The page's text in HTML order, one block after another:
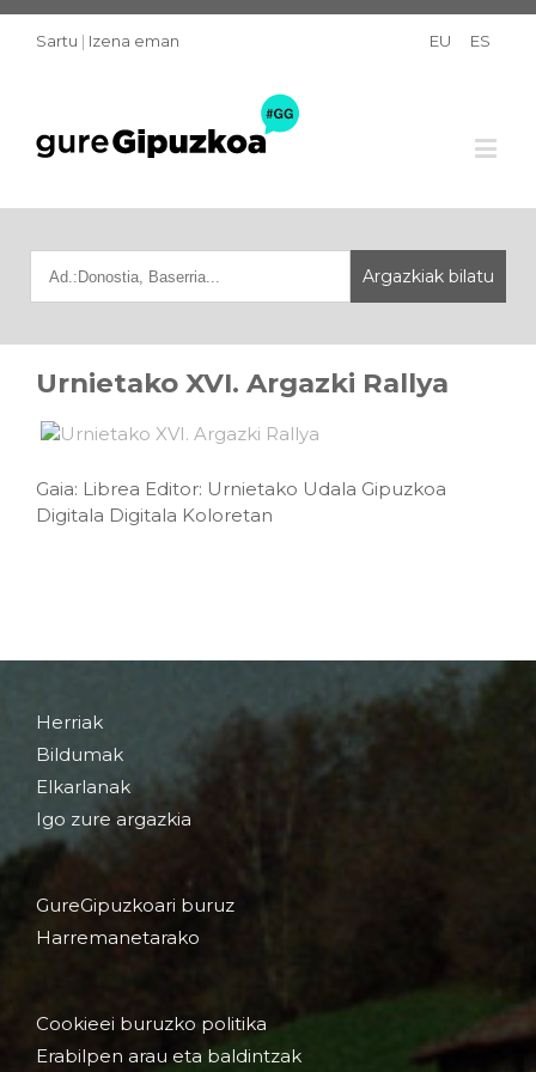
Sartu | Izena eman EU ES
Urnietako XVI. Argazki Rallya
Gaia: Librea Editor: Urnietako Udala Gipuzkoa
Digitala Digitala Koloretan
Herriak
Bildumak
Elkarlanak
Igo zure argazkia
GureGipuzkoari buruz
Harremanetarako
Cookieei buruzko politika
Erabilpen arau eta baldintzak